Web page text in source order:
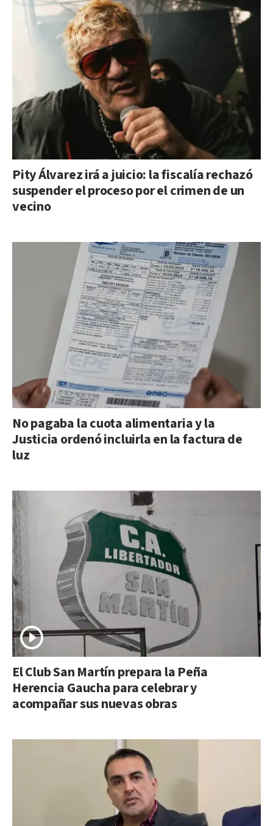
Pity Álvarez irá a juicio: la fiscalía rechazó
suspender el proceso por el crimen de un
vecino
No pagaba la cuota alimentaria y la
Justicia ordenó incluirla en la factura de
luz
El Club San Martín prepara la Peña
Herencia Gaucha para celebrar y
acompañar sus nuevas obras